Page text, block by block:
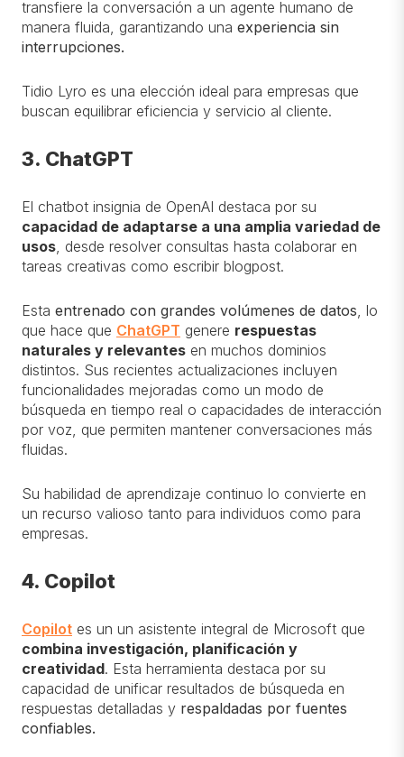
transfiere la conversación a un agente humano de
manera fluida, garantizando una experiencia sin
interrupciones.
Tidio Lyro es una elección ideal para empresas que
buscan equilibrar eficiencia y servicio al cliente.
3. ChatGPT
El chatbot insignia de OpenAI destaca por su
capacidad de adaptarse a una amplia variedad de
usos , desde resolver consultas hasta colaborar en
tareas creativas como escribir blogpost.
Esta entrenado con grandes volúmenes de datos , lo
que hace que ChatGPT genere respuestas
naturales y relevantes en muchos dominios
distintos. Sus recientes actualizaciones incluyen
funcionalidades mejoradas como un modo de
búsqueda en tiempo real o capacidades de interacción
por voz, que permiten mantener conversaciones más
fluidas.
Su habilidad de aprendizaje continuo lo convierte en
un recurso valioso tanto para individuos como para
empresas.
4. Copilot
Copilot es un un asistente integral de Microsoft que
combina investigación, planificación y
creatividad. Esta herramienta destaca por su
capacidad de unificar resultados de búsqueda en
respuestas detalladas y respaldadas por fuentes
confiables.